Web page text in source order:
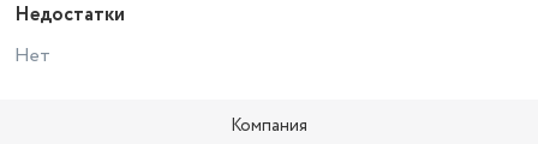
Длина товара в упаковке, в
метрах
0.31
Недостатки
Нет
Компания